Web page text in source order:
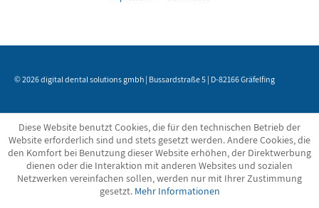
© 2026 digital dental solutions gmbh | Bussardstraße 5 | D-82166 Gräfelfing
Diese Website benutzt Cookies, die für den technischen Betrieb der
Website erforderlich sind und stets gesetzt werden. Andere Cookies, die
den Komfort bei Benutzung dieser Website erhöhen, der Direktwerbung
dienen oder die Interaktion mit anderen Websites und sozialen
Netzwerken vereinfachen sollen, werden nur mit Ihrer Zustimmung
gesetzt. Mehr Informationen